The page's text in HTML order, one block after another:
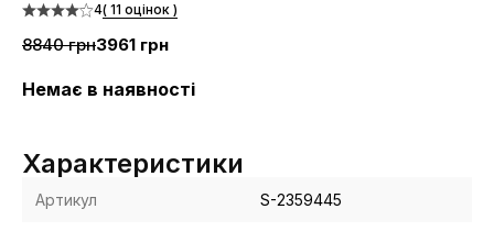
4( 11 оцінок )
8840 грн3961 грн
Немає в наявності
Характеристики
Артикул S-2359445